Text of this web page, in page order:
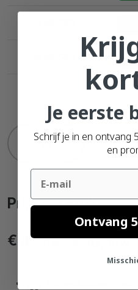
Prijs per stuk
€ 10,31
€ 8,52BTW
Je eerste
Schrijf je in en ontvang
en
Email
Ontvang